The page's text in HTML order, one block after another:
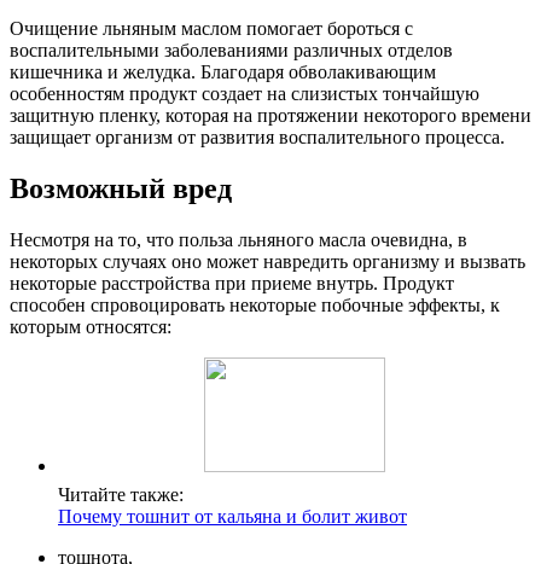
Очищение льняным маслом помогает бороться с
воспалительными заболеваниями различных отделов
кишечника и желудка. Благодаря обволакивающим
особенностям продукт создает на слизистых тончайшую
защитную пленку, которая на протяжении некоторого времени
защищает организм от развития воспалительного процесса.
Возможный вред
Несмотря на то, что польза льняного масла очевидна, в
некоторых случаях оно может навредить организму и вызвать
некоторые расстройства при приеме внутрь. Продукт
способен спровоцировать некоторые побочные эффекты, к
которым относятся:
Читайте также:
Почему тошнит от кальяна и болит живот
тошнота,